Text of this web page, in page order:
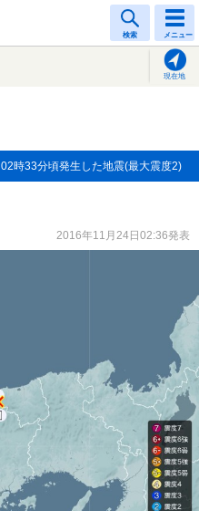
検索 メニュー
現在地
02時33分頃発生した地震(最大震度2)
2016年11月24日02:36発表